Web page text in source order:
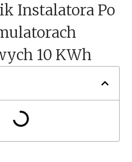
Instalatora Po
10 KWh